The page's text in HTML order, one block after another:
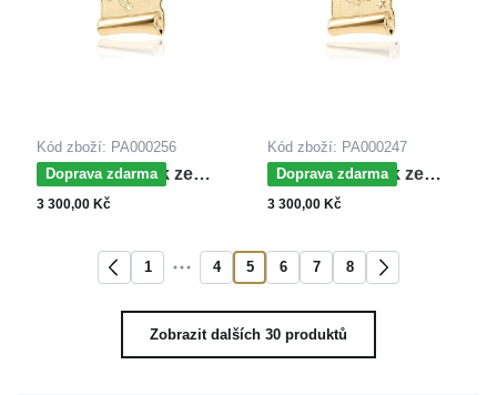
Kód zboží: PA000256
Doprava zdarma
MOISS přívěsek ze
žlutého zlata RAK
3 300,00 Kč
Kód zboží: PA000247
Doprava zdarma
MOISS přívěsek ze
žlutého zlata RYBY
3 300,00 Kč
1 4 5 6 7 8
Zobrazit dalších 30 produktů